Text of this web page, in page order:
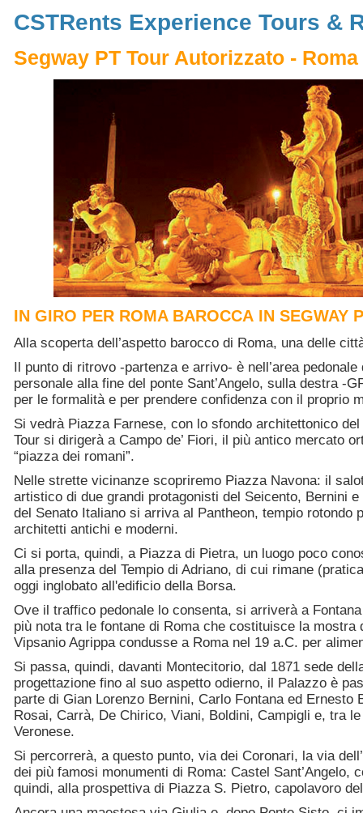
CSTRents Experience Tours &
Segway PT Tour Autorizzato -
IN GIRO PER ROMA BAROCCA IN SEGWAY
Alla scoperta dell’aspetto barocco di Roma, una delle
Il punto di ritrovo -partenza e arrivo- è nell’area
personale alla fine del ponte Sant’Angelo, sulla destra -
per le formalità e per prendere confidenza con il proprio
Si vedrà Piazza Farnese, con lo sfondo architettonico
Tour si dirigerà a Campo de’ Fiori, il più antico mercato
“piazza dei romani”.
Nelle strette vicinanze scopriremo Piazza Navona: il
artistico di due grandi protagonisti del Seicento, Bernini
del Senato Italiano si arriva al Pantheon, tempio rotondo
architetti antichi e moderni.
Ci si porta, quindi, a Piazza di Pietra, un luogo poco
alla presenza del Tempio di Adriano, di cui rimane
oggi inglobato all'edificio della Borsa.
Ove il traffico pedonale lo consenta, si arriverà a
più nota tra le fontane di Roma che costituisce la mostra
Vipsanio Agrippa condusse a Roma nel 19 a.C. per
Si passa, quindi, davanti Montecitorio, dal 1871 sede
progettazione fino al suo aspetto odierno, il Palazzo è
parte di Gian Lorenzo Bernini, Carlo Fontana ed Ernesto
Rosai, Carrà, De Chirico, Viani, Boldini, Campigli e, tra
Veronese.
Si percorrerà, a questo punto, via dei Coronari, la via
dei più famosi monumenti di Roma: Castel Sant’Angelo,
quindi, alla prospettiva di Piazza S. Pietro, capolavoro